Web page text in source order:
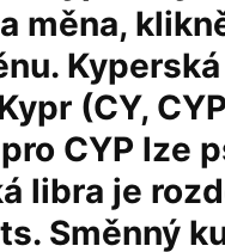
měna,
(CY,
CYP lze
libra je
Směnný